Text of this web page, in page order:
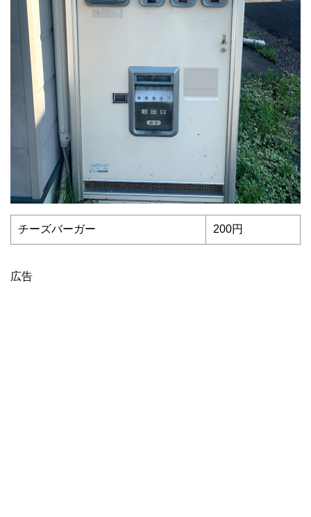
チーズバーガー 200円
広告